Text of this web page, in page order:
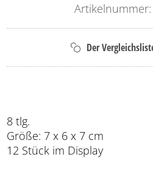
Artikelnummer:
8 tlg.
Größe: 7 x 6 x 7 cm
12 Stück im Display